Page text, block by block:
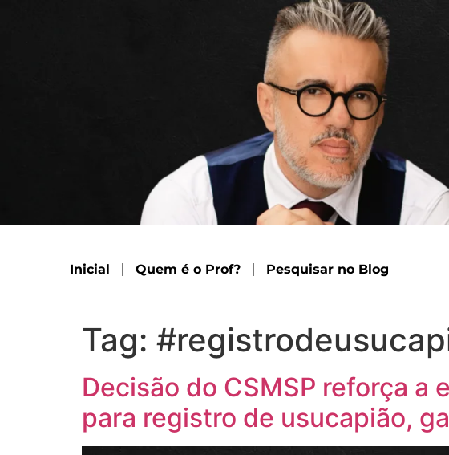
Inicial Quem é o Prof? Pesquisar no Blog
Tag:
Decisão do CSMSP reforça
para registro de usucapião,